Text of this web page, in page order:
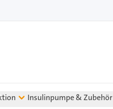
Insulinpumpe & Zubehör